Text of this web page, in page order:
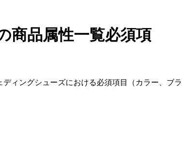
商品属性一覧必須項
ィングシューズにおける必須項目（カラー、ブラ